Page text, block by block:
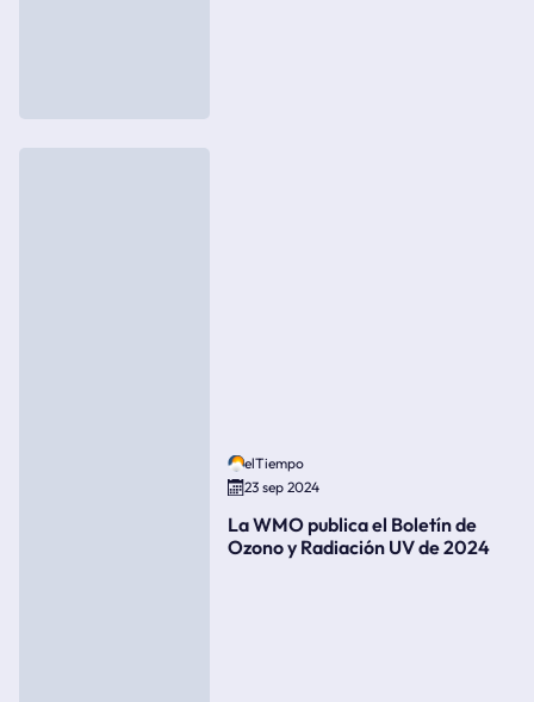
elTiempo
23 sep 2024
La WMO publica el Boletín de
Ozono y Radiación UV de 2024